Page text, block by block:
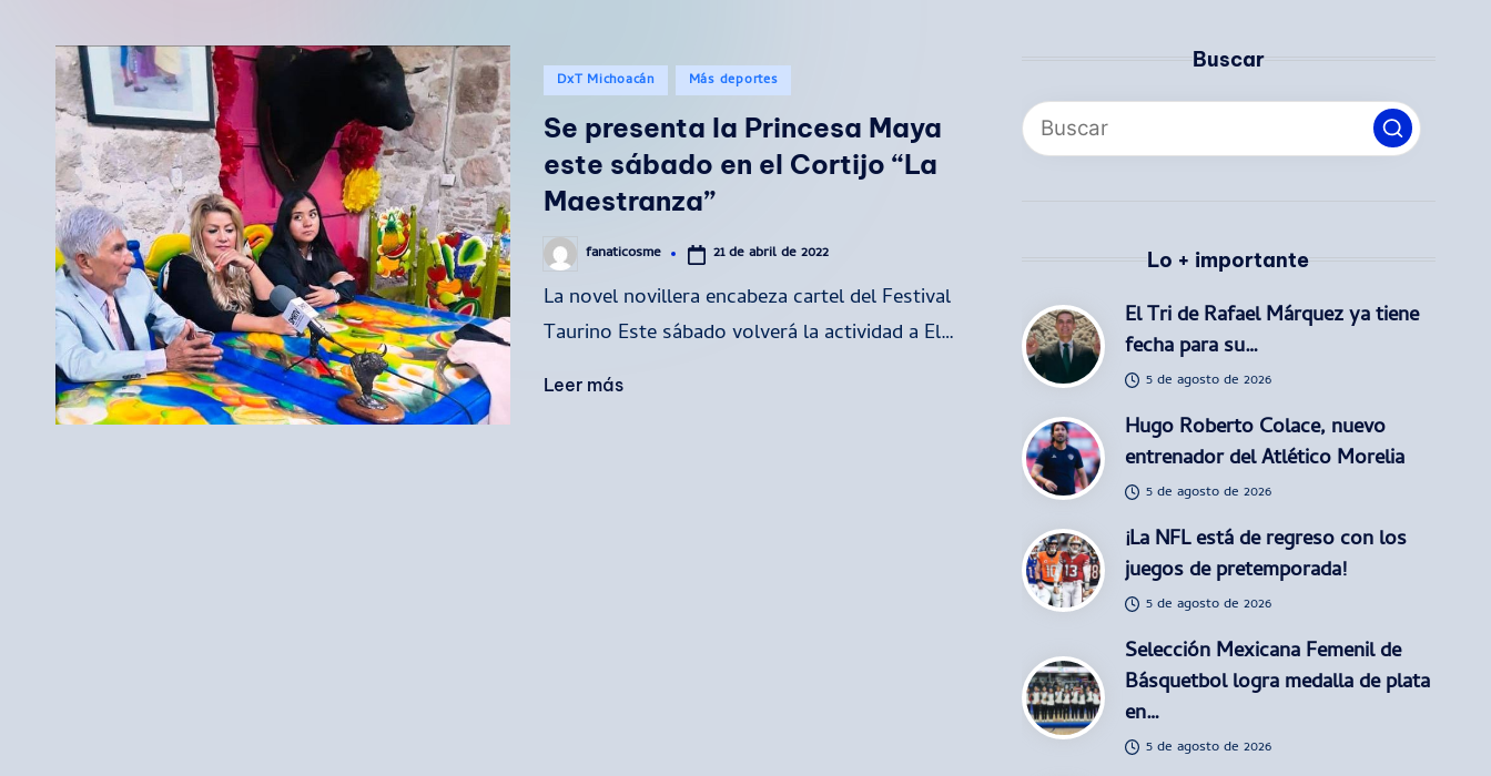
Publicado
DxT Michoacán Más deportes
Se presenta la Princesa Maya
este sábado en el Cortijo “La
Maestranza”
Publicado
por
fanaticosme 21 de abril de 2022
La novel novillera encabeza cartel del Festival
Taurino Este sábado volverá la actividad a El…
Leer más
Buscar
Lo + importante
El Tri de Rafael Márquez ya tiene
fecha para su…
5 de agosto de 2026
Hugo Roberto Colace, nuevo
entrenador del Atlético Morelia
5 de agosto de 2026
¡La NFL está de regreso con los
juegos de pretemporada!
5 de agosto de 2026
Selección Mexicana Femenil de
Básquetbol logra medalla de plata
en…
5 de agosto de 2026